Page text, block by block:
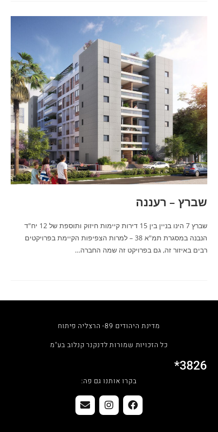
שברץ – רעננה
שברץ 7 הינו בניין בין 15 דירות קיימות חיזוק ותוספת של 12 יח"ד
הנבנה במסגרת תמ"א 38 – למרות הצפיפות הקיימת בפרויקטים
רבים באיזור זה, גם בפרויקט זה שמה החברה…
מדינת היהודים 89- הרצליה פיתוח
כל הזכויות שמורות לדנקנר קנלוב בע"מ
3826*
בקרו אותנו גם פה: